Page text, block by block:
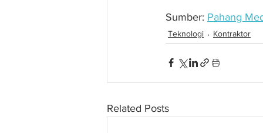
Sumber: Pahang
Teknologi Kontraktor
Related Posts